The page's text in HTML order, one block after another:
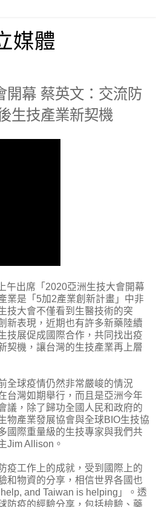
媒體
開幕 蔡英文：交流防
生技產業新契機
午出席「2020亞洲生技大會開幕
業是「5加2產業創新計畫」中非
技大會不僅看到生醫技術的突
新表現，近期也有許多新藥陸續
技展促成國際合作，共同找出疫
契機，讓台灣的生技產業再上層
全球疫情仍然非常嚴峻的情況
台灣如期舉行，而且是亞洲今年
議，除了歸功全國人民和政府的
物產業發展協會與全球BIO生技協
國際重量級的生技專家與我們共
Jim Allison。
疫工作上的成就，受到國際上的
和物資的分享，相信世界各國也
and Taiwan is helping」。透
防疫的經驗分享，包括檢驗、藥